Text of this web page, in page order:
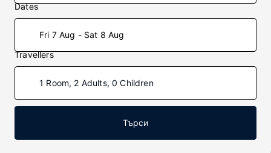
Dates
Fri 7 Aug - Sat 8 Aug
Travellers
1 Room, 2 Adults, 0 Children
Търси